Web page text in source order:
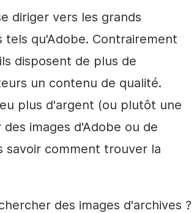
diriger vers les grands
qu'Adobe. Contrairement
disposent de plus de
un contenu de qualité.
plus d'argent (ou plutôt une
images d'Adobe ou de
savoir comment trouver la
des images d'archives ?